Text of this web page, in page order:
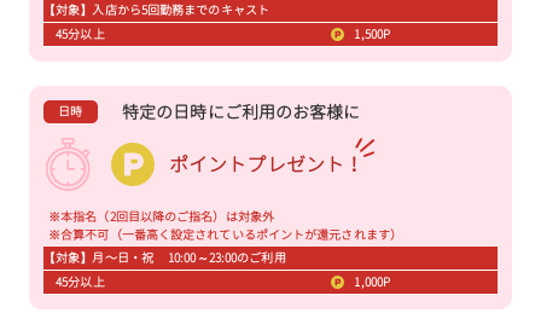
【対象】入店から5回勤務までのキャスト
45分以上
1,500P
日時 特定の日時にご利用のお客様に
ポイントプレゼント！
※本指名（2回目以降のご指名）は対象外
※合算不可（一番高く設定されているポイントが還元されます）
【対象】月〜日・祝 10:00～23:00のご利用
45分以上
1,000P